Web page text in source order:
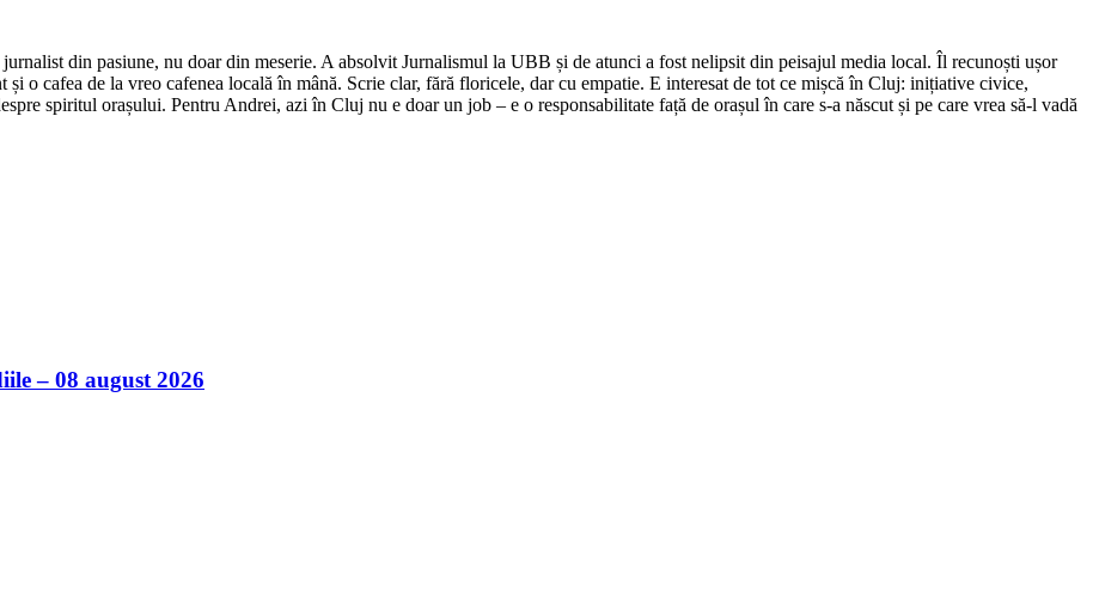
din pasiune, nu doar din meserie. A absolvit Jurnalismul la UBB și de atunci a fost nelipsit din peisajul media local. Îl recunoști ușor
o cafea de la vreo cafenea locală în mână. Scrie clar, fără floricele, dar cu empatie. E interesat de tot ce mișcă în Cluj: inițiative civice,
spiritul orașului. Pentru Andrei, azi în Cluj nu e doar un job – e o responsabilitate față de orașul în care s-a născut și pe care vrea să-l vadă
– 08 august 2026